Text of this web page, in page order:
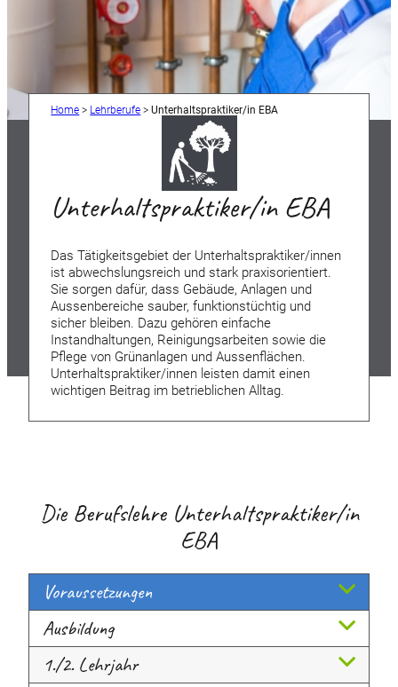
Home > Lehrberufe >Unterhaltspraktiker/in EBA
Unterhaltspraktiker/in EBA
Das Tätigkeitsgebiet der Unterhaltspraktiker/innen
ist abwechslungsreich und stark praxisorientiert.
Sie sorgen dafür, dass Gebäude, Anlagen und
Aussenbereiche sauber, funktionstüchtig und
sicher bleiben. Dazu gehören einfache
Instandhaltungen, Reinigungsarbeiten sowie die
Pflege von Grünanlagen und Aussenflächen.
Unterhaltspraktiker/innen leisten damit einen
wichtigen Beitrag im betrieblichen Alltag.
Die Berufslehre Unterhaltspraktiker/in
EBA
Voraussetzungen
Ausbildung
1./2. Lehrjahr